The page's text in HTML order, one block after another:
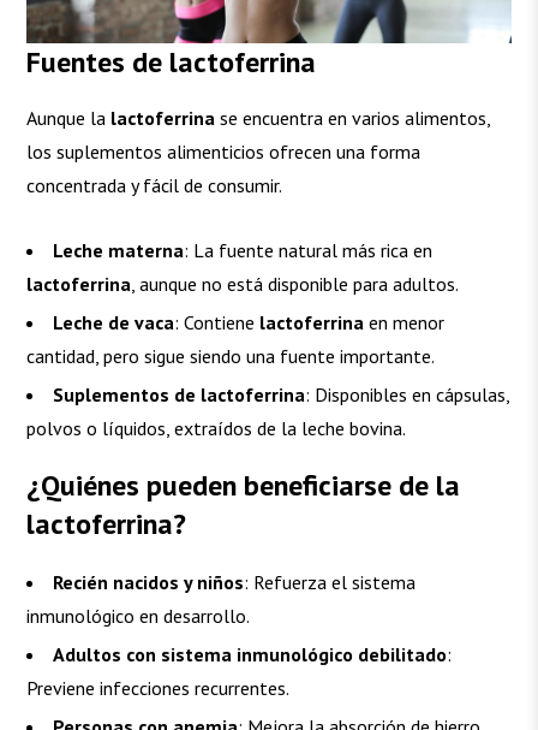
Fuentes de lactoferrina
Aunque la lactoferrina se encuentra en varios alimentos,
los suplementos alimenticios ofrecen una forma
concentrada y fácil de consumir.
Leche materna: La fuente natural más rica en
lactoferrina , aunque no está disponible para adultos.
Leche de vaca: Contiene lactoferrina en menor
cantidad, pero sigue siendo una fuente importante.
Suplementos de lactoferrina: Disponibles en cápsulas,
polvos o líquidos, extraídos de la leche bovina.
¿Quiénes pueden beneficiarse de la
lactoferrina?
Recién nacidos y niños: Refuerza el sistema
inmunológico en desarrollo.
Adultos con sistema inmunológico debilitado:
Previene infecciones recurrentes.